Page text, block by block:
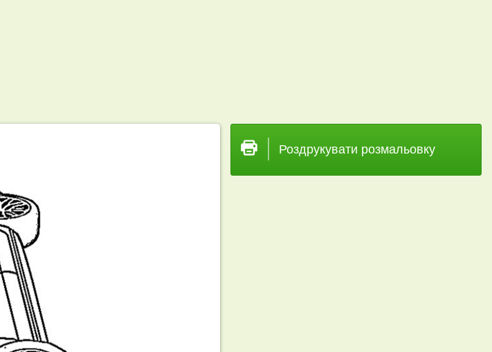
Роздрукувати розмальовку